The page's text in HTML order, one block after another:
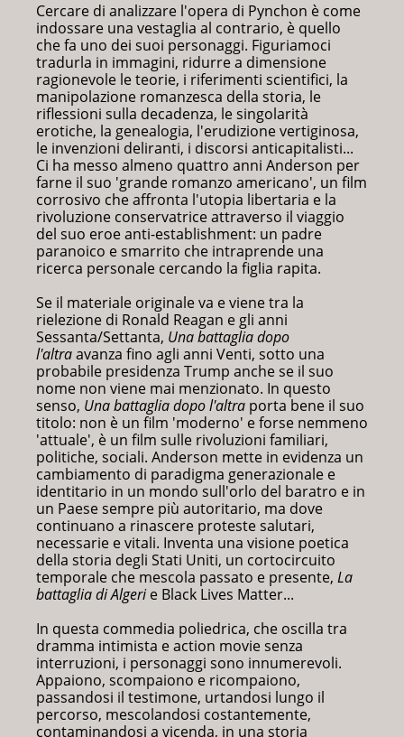
Cercare di analizzare l'opera di Pynchon è come
indossare una vestaglia al contrario, è quello
che fa uno dei suoi personaggi. Figuriamoci
tradurla in immagini, ridurre a dimensione
ragionevole le teorie, i riferimenti scientifici, la
manipolazione romanzesca della storia, le
riflessioni sulla decadenza, le singolarità
erotiche, la genealogia, l'erudizione vertiginosa,
le invenzioni deliranti, i discorsi anticapitalisti...
Ci ha messo almeno quattro anni Anderson per
farne il suo 'grande romanzo americano', un film
corrosivo che affronta l'utopia libertaria e la
rivoluzione conservatrice attraverso il viaggio
del suo eroe anti-establishment: un padre
paranoico e smarrito che intraprende una
ricerca personale cercando la figlia rapita.
Se il materiale originale va e viene tra la
rielezione di Ronald Reagan e gli anni
Sessanta/Settanta, Una battaglia dopo
l'altraavanza fino agli anni Venti, sotto una
probabile presidenza Trump anche se il suo
nome non viene mai menzionato. In questo
senso, Una battaglia dopo l'altra porta bene il suo
titolo: non è un film 'moderno' e forse nemmeno
'attuale', è un film sulle rivoluzioni familiari,
politiche, sociali. Anderson mette in evidenza un
cambiamento di paradigma generazionale e
identitario in un mondo sull'orlo del baratro e in
un Paese sempre più autoritario, ma dove
continuano a rinascere proteste salutari,
necessarie e vitali. Inventa una visione poetica
della storia degli Stati Uniti, un cortocircuito
temporale che mescola passato e presente, La
battaglia di Algerie Black Lives Matter...
In questa commedia poliedrica, che oscilla tra
dramma intimista e action movie senza
interruzioni, i personaggi sono innumerevoli.
Appaiono, scompaiono e ricompaiono,
passandosi il testimone, urtandosi lungo il
percorso, mescolandosi costantemente,
contaminandosi a vicenda, in una storia